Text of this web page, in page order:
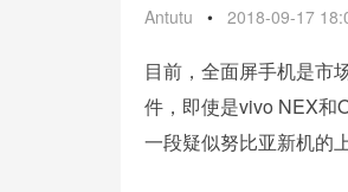
Antutu • 2018-09-17
目前，全面屏手机是市
件，即使是vivo NEX和
一段疑似努比亚新机的